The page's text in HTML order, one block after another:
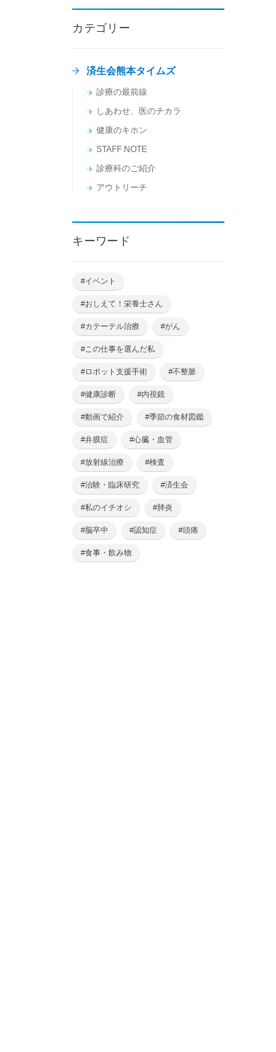
カテゴリー
済生会熊本タイムズ
診療の最前線
しあわせ、医のチカラ
健康のキホン
STAFF NOTE
診療科のご紹介
アウトリーチ
キーワード
#イベント
#おしえて！栄養士さん
#カテーテル治療 #がん
#この仕事を選んだ私
#ロボット支援手術 #不整脈
#健康診断 #内視鏡
#動画で紹介 #季節の食材図鑑
#弁膜症 #心臓・血管
#放射線治療 #検査
#治験・臨床研究 #済生会
#私のイチオシ #肺炎
#脳卒中 #認知症 #頭痛
#食事・飲み物